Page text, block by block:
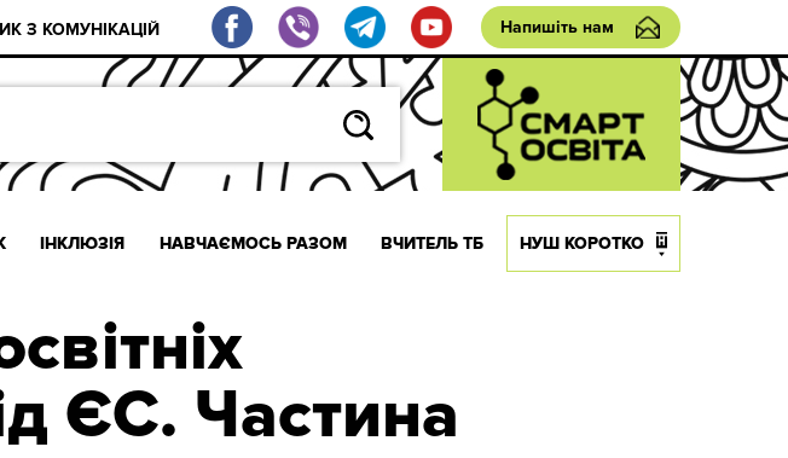
З КОМУНІКАЦІЙ Напишіть нам
ІНКЛЮЗІЯ НАВЧАЄМОСЬ РАЗОМ ВЧИТЕЛЬ ТБ НУШ КОРОТКО
ЄС. Частина